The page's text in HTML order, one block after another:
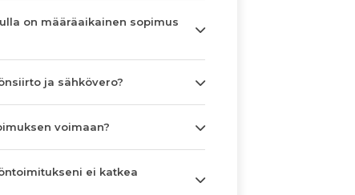
on määräaikainen sopimus
ja sähkövero?
voimaan?
ei katkea